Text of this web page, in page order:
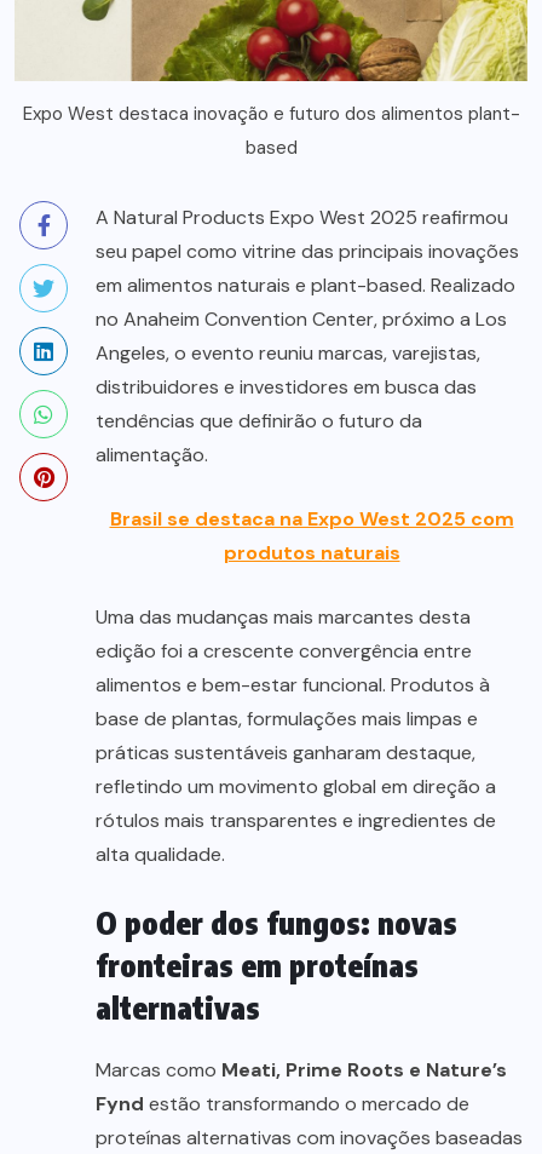
Expo West destaca inovação e futuro dos alimentos plant-
based
A Natural Products Expo West 2025 reafirmou
seu papel como vitrine das principais inovações
em alimentos naturais e plant-based. Realizado
no Anaheim Convention Center, próximo a Los
Angeles, o evento reuniu marcas, varejistas,
distribuidores e investidores em busca das
tendências que definirão o futuro da
alimentação.
Brasil se destaca na Expo West 2025 com
produtos naturais
Uma das mudanças mais marcantes desta
edição foi a crescente convergência entre
alimentos e bem-estar funcional. Produtos à
base de plantas, formulações mais limpas e
práticas sustentáveis ganharam destaque,
refletindo um movimento global em direção a
rótulos mais transparentes e ingredientes de
alta qualidade.
O poder dos fungos: novas
fronteiras em proteínas
alternativas
Marcas como Meati, Prime Roots e Nature’s
Fynd estão transformando o mercado de
proteínas alternativas com inovações baseadas